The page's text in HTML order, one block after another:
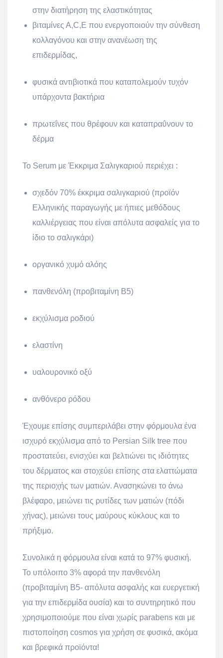
στην διατήρηση της ελαστικότητας
βιταμίνες Α,C,E που ενεργοποιούν την σύνθεση
κολλαγόνου και στην ανανέωση της
επιδερμίδας,
φυσικά αντιβιοτικά που καταπολεμούν τυχόν
υπάρχοντα βακτήρια
πρωτεΐνες που θρέφουν και καταπραΰνουν το
δέρμα
Το Serum με Έκκριμα Σαλιγκαριού περιέχει :
σχεδόν 70% έκκριμα σαλιγκαριού (προϊόν
Ελληνικής παραγωγής με ήπιες μεθόδους
καλλιέργειας που είναι απόλυτα ασφαλείς για το
ίδιο το σαλιγκάρι)
οργανικό χυμό αλόης
πανθενόλη (προβιταμίνη Β5)
εκχύλισμα ροδιού
ελαστίνη
υαλουρονικό οξύ
ανθόνερο ρόδου
Έχουμε επίσης συμπεριλάβει στην φόρμουλα ένα
ισχυρό εκχύλισμα από το Persian Silk tree που
προστατεύει, ενισχύει και βελτιώνει τις ιδιότητες
του δέρματος και στοχεύει επίσης στα ελαττώματα
της περιοχής των ματιών. Ανασηκώνει το άνω
βλέφαρο, μειώνει τις ρυτίδες των ματιών (πόδι
χήνας), μειώνει τους μαύρους κύκλους και το
πρήξιμο.
Συνολικά η φόρμουλα είναι κατά το 97% φυσική.
Το υπόλοιπο 3% αφορά την πανθενόλη
(προβιταμίνη Β5- απόλυτα ασφαλής και ευεργετική
για την επιδερμίδα ουσία) και το συντηρητικό που
χρησιμοποιούμε που είναι χωρίς parabens και με
πιστοποίηση cosmos για χρήση σε φυσικά, ακόμα
και βρεφικά προϊόντα!